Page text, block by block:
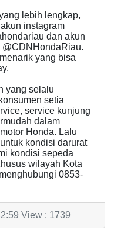
lebih lengkap,
instagram
dan akun
yang bisa
yang selalu
setia
service kunjung
dalam
Honda. Lalu
kondisi darurat
kondisi sepeda
wilayah Kota
0853-
View : 1739